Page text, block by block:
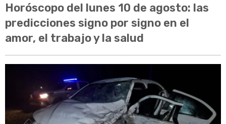
Horóscopo del lunes 10 de agosto: las
predicciones signo por signo en el
amor, el trabajo y la salud